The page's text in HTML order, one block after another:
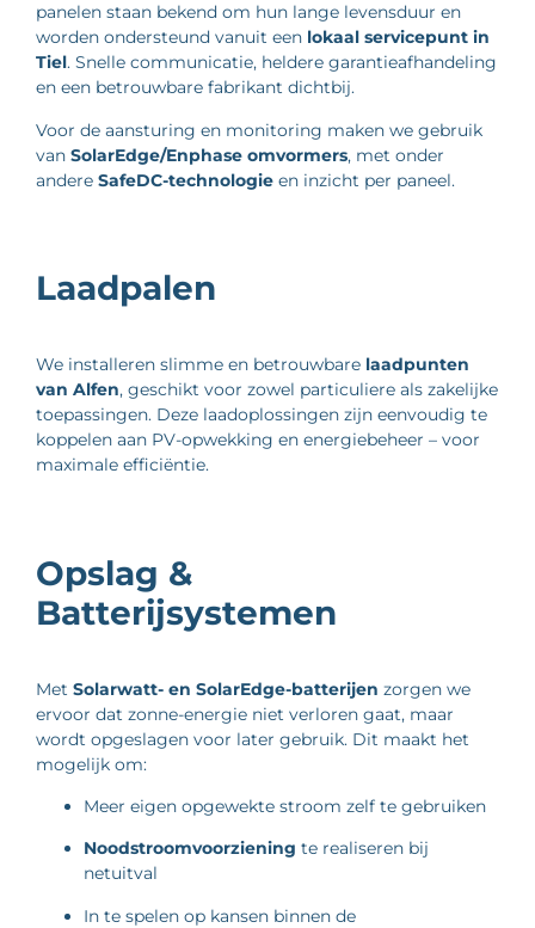
panelen staan bekend om hun lange levensduur en
worden ondersteund vanuit een lokaal servicepunt in
Tiel. Snelle communicatie, heldere garantieafhandeling
en een betrouwbare fabrikant dichtbij.
Voor de aansturing en monitoring maken we gebruik
van SolarEdge/Enphase omvormers, met onder
andere SafeDC-technologie en inzicht per paneel.
Laadpalen
We installeren slimme en betrouwbare laadpunten
van Alfen, geschikt voor zowel particuliere als zakelijke
toepassingen. Deze laadoplossingen zijn eenvoudig te
koppelen aan PV-opwekking en energiebeheer – voor
maximale efficiëntie.
Opslag &
Batterijsystemen
Met Solarwatt- en SolarEdge-batterijen zorgen we
ervoor dat zonne-energie niet verloren gaat, maar
wordt opgeslagen voor later gebruik. Dit maakt het
mogelijk om:
Meer eigen opgewekte stroom zelf te gebruiken
Noodstroomvoorziening te realiseren bij
netuitval
In te spelen op kansen binnen de